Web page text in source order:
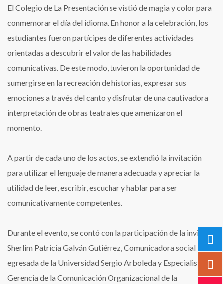
El Colegio de La Presentación se vistió de magia y color para
conmemorar el día del idioma. En honor a la celebración, los
estudiantes fueron partícipes de diferentes actividades
orientadas a descubrir el valor de las habilidades
comunicativas. De este modo, tuvieron la oportunidad de
sumergirse en la recreación de historias, expresar sus
emociones a través del canto y disfrutar de una cautivadora
interpretación de obras teatrales que amenizaron el
momento.
A partir de cada uno de los actos, se extendió la invitación
para utilizar el lenguaje de manera adecuada y apreciar la
utilidad de leer, escribir, escuchar y hablar para ser
comunicativamente competentes.
Durante el evento, se contó con la participación de la invitada
Sherlim Patricia Galván Gutiérrez, Comunicadora social
egresada de la Universidad Sergio Arboleda y Especialista en
Gerencia de la Comunicación Organizacional de la